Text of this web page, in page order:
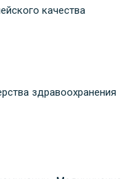
качества
здравоохранения